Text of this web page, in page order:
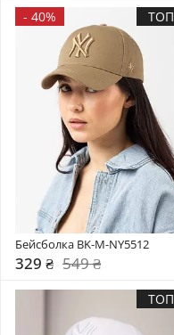
- 40% ТОП
Бейсболка BK-M-NY5512
329 ₴ 549 ₴
ТОП